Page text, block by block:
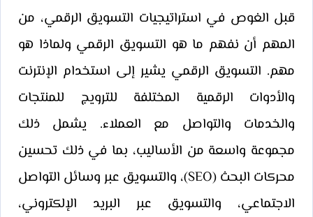
قبل الغوص في استراتيجيات التسويق الرقمي، من
المهم أن نفهم ما هو التسويق الرقمي ولماذا هو
مهم. التسويق الرقمي يشير إلى استخدام الإنترنت
والأدوات الرقمية المختلفة للترويج للمنتجات
والخدمات والتواصل مع العملاء. يشمل ذلك
مجموعة واسعة من الأساليب، بما في ذلك تحسين
محركات البحث (SEO)، والتسويق عبر وسائل التواصل
الاجتماعي، والتسويق عبر البريد الإلكتروني،